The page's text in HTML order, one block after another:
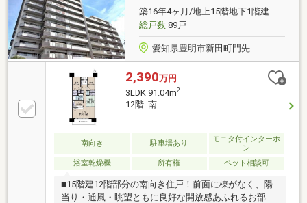
ング貼替 ・クッションフロア貼替・シューズボック
ス交換 ・給湯器交換 ・分電盤交換・ハウスクリー
ニング 他
築16年4ヶ月/地上15階地下1階建
総戸数89戸
愛知県豊明市新田町門先
2,390万円
3LDK 91.04m2
12階 南
南向き 駐車場あり
モニタ付インターホ
ン
浴室乾燥機
所有権 ペット相談可
■15階建12階部分の南向き住戸！前面に棟がなく、陽
当り・通風・眺望ともに良好な開放感あふれるお部屋